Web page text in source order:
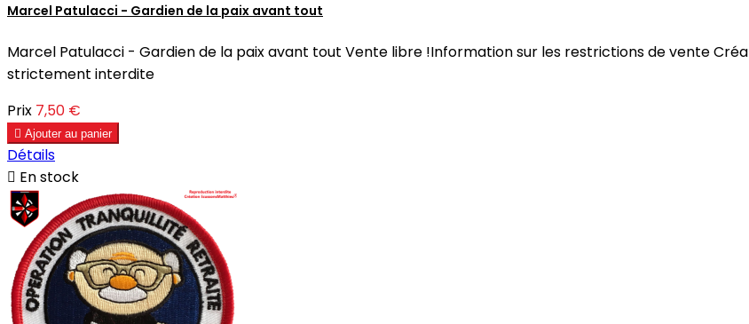
Marcel Patulacci - Gardien de la paix avant tout
Marcel Patulacci - Gardien de la paix avant tout Vente libre !Information sur les restrictions de vente
strictement interdite
Prix 7,50 €
 Ajouter au panier
Détails
 En stock